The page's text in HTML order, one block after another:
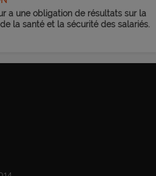
a une obligation de résultats sur la
la santé et la sécurité des salariés.